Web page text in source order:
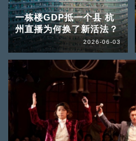
一栋楼GDP抵一个县 杭
州直播为何换了新活法？
2026-06-03